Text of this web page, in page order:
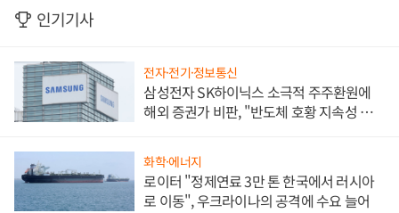
인기기사
전자·전기·정보통신
삼성전자 SK하이닉스 소극적 주주환원에
해외 증권가 비판, "반도체 호황 지속성 의
화학·에너지
로이터 "정제연료 3만 톤 한국에서 러시아
로 이동", 우크라이나의 공격에 수요 늘어